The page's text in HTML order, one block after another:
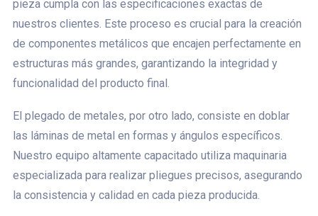
pieza cumpla con las especificaciones exactas de
nuestros clientes. Este proceso es crucial para la creación
de componentes metálicos que encajen perfectamente en
estructuras más grandes, garantizando la integridad y
funcionalidad del producto final.
El plegado de metales, por otro lado, consiste en doblar
las láminas de metal en formas y ángulos específicos.
Nuestro equipo altamente capacitado utiliza maquinaria
especializada para realizar pliegues precisos, asegurando
la consistencia y calidad en cada pieza producida.